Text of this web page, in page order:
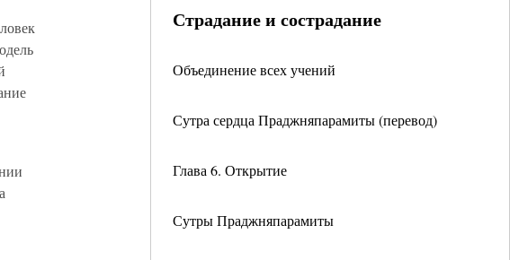
Страдание и сострадание
Объединение всех учений
Сутра сердца Праджняпарамиты (перевод)
Глава 6. Открытие
Сутры Праджняпарамиты